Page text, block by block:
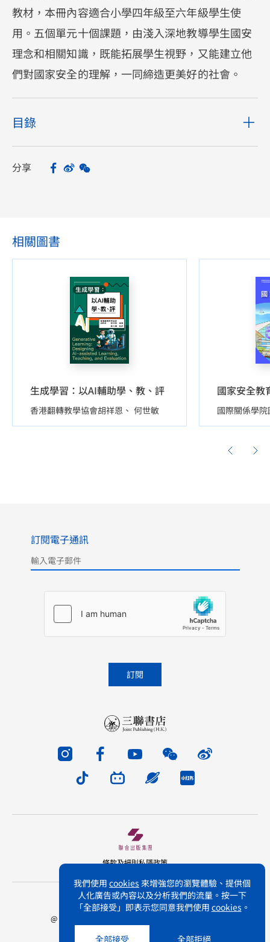
我們使用 cookies 來增強您的瀏覽體驗、提供個
人化廣告或內容以及分析我們的流量。按一下
「全部接受」即表示您同意我們使用 cookies 。
全部接受 全部拒絕
教材，本冊內容適合小學四年級至六年級學生使
用。五個單元十個課題，由淺入深地教導學生國安
理念和相關知識，既能拓展學生視野，又能建立他
們對國家安全的理解，一同締造更美好的社會。
目錄
分享 Facebook
Sina Weibo
WeChat
相關圖書
生成學習：以AI輔助學、教、評
香港翻轉教學協會胡祥恩 何世敏
國家安全教
國際關係學
訂閱電子通訊
版權所有 不得轉載 三聯書店(香港)有限公司
@ Joint Publishing (Hong Kong) Company Limited.
All rights reserved.
條款及細則私隱政策